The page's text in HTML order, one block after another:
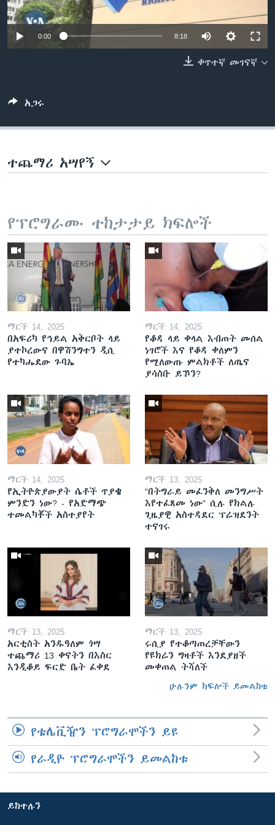
0:00 8:18
ቀጥተኛ መገናኛ
አጋሩ
ተጨማሪ አሣየኝ
የፕሮግራሙ ተከታታይ ክፍሎች
ማርች 14, 2025
በአፍሪካ የኅይል አቅርቦት ላይ
ያተኮረውና በዋሽንግተን ዲሲ
የተካሔደው ጉባኤ
ማርች 14, 2025
የቆዳ ላይ ቀላል እብጠት መሰል
ነገሮች እና የቆዳ ቀለምን
የሚለውጡ ምልክቶች ለጤና
ያሳስቡ ይኾን?
ማርች 14, 2025
የኢትዮጵያውያት ሴቶች ጥያቄ
ምንድን ነው? - የአድማጭ
ተመልካቾች አስተያየት
ማርች 13, 2025
"በትግራይ መፈንቅለ መንግሥት
እየተፈጸመ ነው" ሲሉ የክልሉ
ጊዜያዊ አስተዳደር ፕሬዝደንት
ተናገሩ
ማርች 13, 2025
አርቲስት አንዱዓለም ጎሣ
ተጨማሪ 13 ቀናትን በእስር
እንዲቆይ ፍርድ ቤት ፈቀደ
ማርች 13, 2025
ሩሲያ የተቆጣጠረቻቸውን
የዩክሬን ግዛቶች እንደያዘች
መቀጠል ትሻለች
ሁሉንም ክፍሎች ይመልከቱ
የቴሌቪዥን ፕሮግራሞችን ይዩ
የራዲዮ ፕሮግራሞችን ይመልከቱ
ይከተሉን